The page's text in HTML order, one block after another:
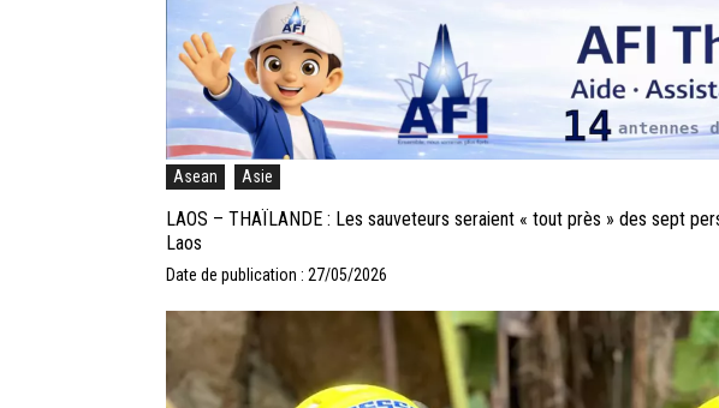
Asean Asie
LAOS – THAÏLANDE : Les sauveteurs seraient « tout près » des sept
Laos
Date de publication : 27/05/2026